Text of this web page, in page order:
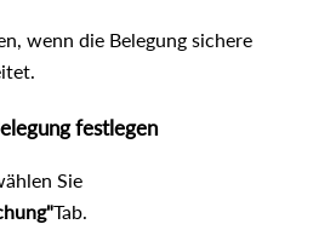
wenn die Belegung sichere
festlegen
Sie
Tab.